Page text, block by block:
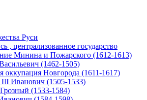
Руси
, централизованное государство
Минина и Пожарского (1612-1613)
(1462-1505)
оккупация Новгорода (1611-1617)
Иванович (1505-1533)
(1533-1584)